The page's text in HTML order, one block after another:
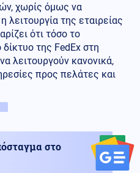
χωρίς όμως να
λειτουργία της εταιρείας
ότι τόσο το
της FedEx στη
λειτουργούν κανονικά,
προς πελάτες και
στο